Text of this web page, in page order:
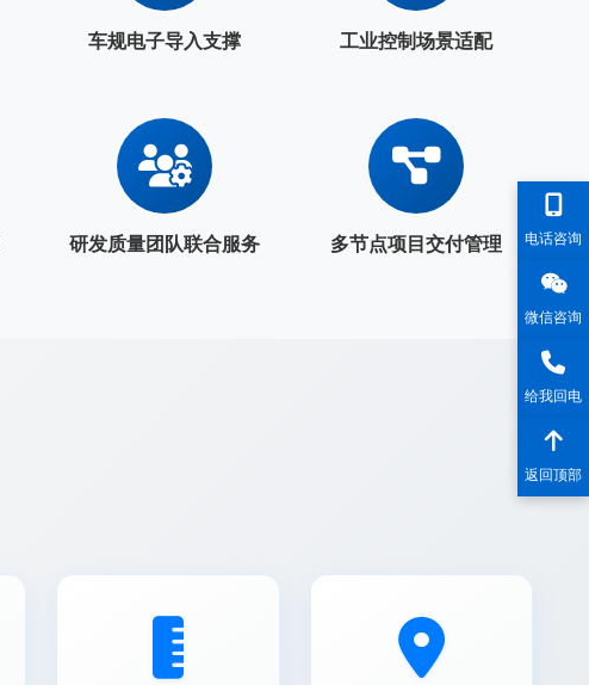
车规电子导入支撑 工业控制场景适配
研发质量团队联合服务 多节点项目交付管理 电话咨询
微信咨询
给我回电
返回顶部